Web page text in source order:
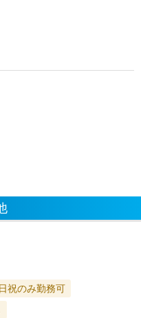
祝のみ勤務可